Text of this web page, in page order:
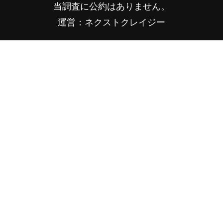
当調査に公約はありません。
運営：ネクストクレイジー